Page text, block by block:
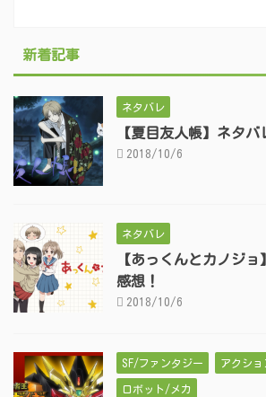
新着記事
ネタバレ
【夏目友人帳】ネタバ
2018/10/6
ネタバレ
【あっくんとカノジ
感想！
2018/10/6
SF/ファンタジー アクシ
ロボット/メカ